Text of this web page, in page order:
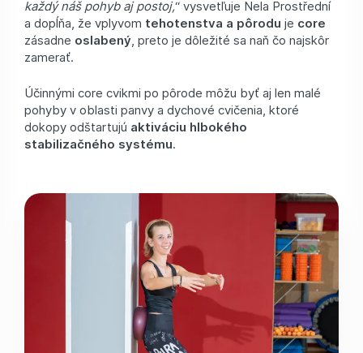
každý náš pohyb aj postoj,“ vysvetľuje Nela Prostřední
a dopĺňa, že vplyvom tehotenstva a pôrodu je core
zásadne oslabený, preto je dôležité sa naň čo najskôr
zamerať.
Účinnými core cvikmi po pôrode môžu byť aj len malé
pohyby v oblasti panvy a dychové cvičenia, ktoré
dokopy odštartujú aktiváciu hlbokého
stabilizačného systému.